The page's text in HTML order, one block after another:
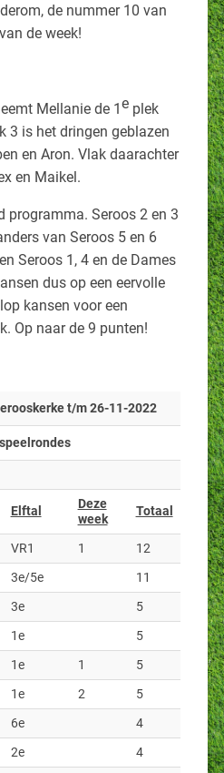
de nummer 10 van
de week!
Mellanie de 1eplek
3 is het dringen geblazen
en Aron. Vlak daarachter
en Maikel.
programma. Seroos 2 en 3
van Seroos 5 en 6
Seroos 1, 4 en de Dames
dus op een eervolle
kansen voor een
Op naar de 9 punten!
t/m 26-11-2022
Elftal
Deze
week
Totaal
VR1 1
12
3e/5e
11
3e
5
1e
5
1e 1
5
1e 2
5
6e
4
2e
4